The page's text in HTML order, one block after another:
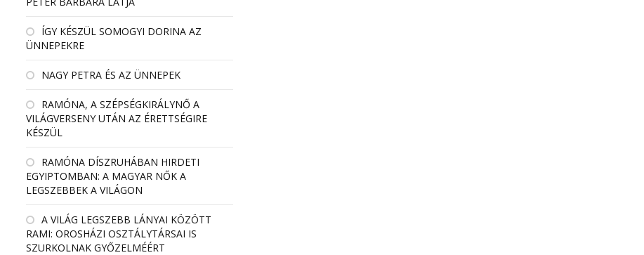
ÍGY KÉSZÜL SOMOGYI DORINA AZ
ÜNNEPEKRE
NAGY PETRA ÉS AZ ÜNNEPEK
RAMÓNA, A SZÉPSÉGKIRÁLYNŐ A
VILÁGVERSENY UTÁN AZ ÉRETTSÉGIRE
KÉSZÜL
RAMÓNA DÍSZRUHÁBAN HIRDETI
EGYIPTOMBAN: A MAGYAR NŐK A
LEGSZEBBEK A VILÁGON
A VILÁG LEGSZEBB LÁNYAI KÖZÖTT
RAMI: OROSHÁZI OSZTÁLYTÁRSAI IS
SZURKOLNAK GYŐZELMÉÉRT